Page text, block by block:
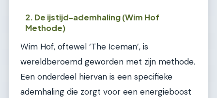
2. De ijstijd-ademhaling (Wim Hof
Methode)
Wim Hof, oftewel ‘The Iceman’, is
wereldberoemd geworden met zijn methode.
Een onderdeel hiervan is een specifieke
ademhaling die zorgt voor een energieboost